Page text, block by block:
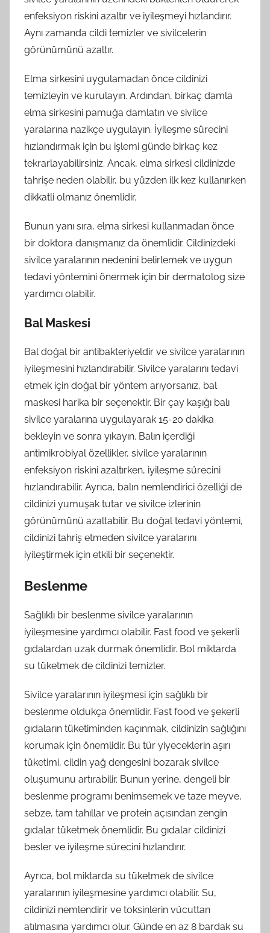
enfeksiyon riskini azaltır ve iyileşmeyi hızlandırır.
Aynı zamanda cildi temizler ve sivilcelerin
görünümünü azaltır.
Elma sirkesini uygulamadan önce cildinizi
temizleyin ve kurulayın. Ardından, birkaç damla
elma sirkesini pamuğa damlatın ve sivilce
yaralarına nazikçe uygulayın. İyileşme sürecini
hızlandırmak için bu işlemi günde birkaç kez
tekrarlayabilirsiniz. Ancak, elma sirkesi cildinizde
tahrişe neden olabilir, bu yüzden ilk kez kullanırken
dikkatli olmanız önemlidir.
Bunun yanı sıra, elma sirkesi kullanmadan önce
bir doktora danışmanız da önemlidir. Cildinizdeki
sivilce yaralarının nedenini belirlemek ve uygun
tedavi yöntemini önermek için bir dermatolog size
yardımcı olabilir.
Bal Maskesi
Bal doğal bir antibakteriyeldir ve sivilce yaralarının
iyileşmesini hızlandırabilir. Sivilce yaralarını tedavi
etmek için doğal bir yöntem arıyorsanız, bal
maskesi harika bir seçenektir. Bir çay kaşığı balı
sivilce yaralarına uygulayarak 15-20 dakika
bekleyin ve sonra yıkayın. Balın içerdiği
antimikrobiyal özellikler, sivilce yaralarının
enfeksiyon riskini azaltırken, iyileşme sürecini
hızlandırabilir. Ayrıca, balın nemlendirici özelliği de
cildinizi yumuşak tutar ve sivilce izlerinin
görünümünü azaltabilir. Bu doğal tedavi yöntemi,
cildinizi tahriş etmeden sivilce yaralarını
iyileştirmek için etkili bir seçenektir.
Beslenme
Sağlıklı bir beslenme sivilce yaralarının
iyileşmesine yardımcı olabilir. Fast food ve şekerli
gıdalardan uzak durmak önemlidir. Bol miktarda
su tüketmek de cildinizi temizler.
Sivilce yaralarının iyileşmesi için sağlıklı bir
beslenme oldukça önemlidir. Fast food ve şekerli
gıdaların tüketiminden kaçınmak, cildinizin sağlığını
korumak için önemlidir. Bu tür yiyeceklerin aşırı
tüketimi, cildin yağ dengesini bozarak sivilce
oluşumunu artırabilir. Bunun yerine, dengeli bir
beslenme programı benimsemek ve taze meyve,
sebze, tam tahıllar ve protein açısından zengin
gıdalar tüketmek önemlidir. Bu gıdalar cildinizi
besler ve iyileşme sürecini hızlandırır.
Ayrıca, bol miktarda su tüketmek de sivilce
yaralarının iyileşmesine yardımcı olabilir. Su,
cildinizi nemlendirir ve toksinlerin vücuttan
atılmasına yardımcı olur. Günde en az 8 bardak su